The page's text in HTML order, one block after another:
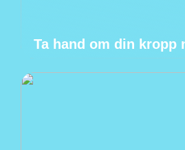
Ta hand om din kropp